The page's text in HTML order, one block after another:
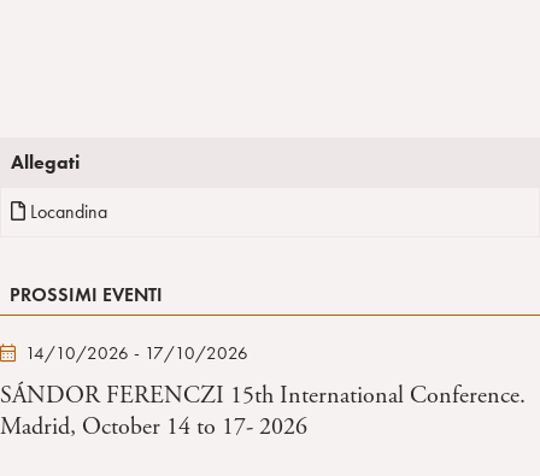
Allegati
Locandina
PROSSIMI EVENTI
14/10/2026 - 17/10/2026
SÁNDOR FERENCZI 15th International Conference.
Madrid, October 14 to 17- 2026